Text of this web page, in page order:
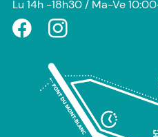
Lu 14h -18h30 / Ma-Ve